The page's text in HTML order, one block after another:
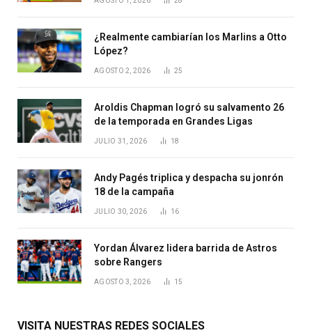
¿Realmente cambiarían los Marlins a Otto
López?
AGOSTO 2, 2026 25
Aroldis Chapman logró su salvamento 26
de la temporada en Grandes Ligas
JULIO 31, 2026 18
Andy Pagés triplica y despacha su jonrón
18 de la campaña
JULIO 30, 2026 16
Yordan Álvarez lidera barrida de Astros
sobre Rangers
AGOSTO 3, 2026 15
VISITA NUESTRAS REDES SOCIALES